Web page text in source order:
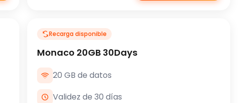
Recarga disponible
Monaco 20GB 30Days
20 GB de datos
Validez de 30 días